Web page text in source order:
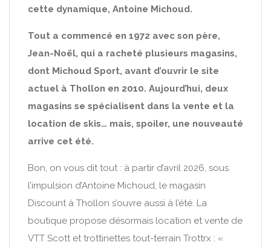
cette dynamique, Antoine Michoud.
Tout a commencé en 1972 avec son père,
Jean-Noël, qui a racheté plusieurs magasins,
dont Michoud Sport, avant d’ouvrir le site
actuel à Thollon en 2010. Aujourd’hui, deux
magasins se spécialisent dans la vente et la
location de skis… mais, spoiler, une nouveauté
arrive cet été.
Bon, on vous dit tout : à partir d’avril 2026, sous
l’impulsion d’Antoine Michoud, le magasin
Discount à Thollon s’ouvre aussi à l’été. La
boutique propose désormais location et vente de
VTT Scott et trottinettes tout-terrain Trottrx : «